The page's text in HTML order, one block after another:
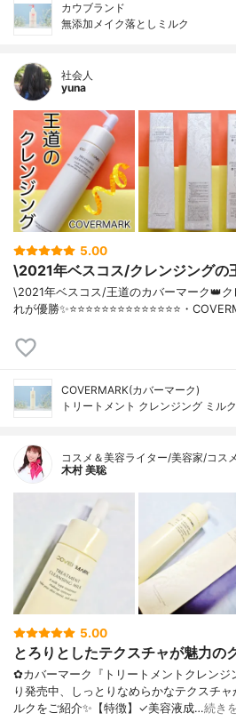
カウブランド
無添加メイク落としミルク
社会人
yuna
5.00
\2021年ベスコス/クレンジングの
\2021年ベスコス/王道のカバーマーク👑ク
れが優勝✨⭐️⭐️⭐️⭐️⭐️⭐️⭐️⭐️⭐️⭐️⭐️⭐️⭐️⭐️・
COVERMARK(カバーマーク)
トリートメント クレンジング ミルク
コスメ＆美容ライター/美容家/コス
木村 美聡
5.00
とろりとしたテクスチャが魅力の
✿カバーマーク『トリートメントクレンジ
り発売中、しっとりなめらかなテクスチ
ルクをご紹介✨【特徴】✓美容液成…続き